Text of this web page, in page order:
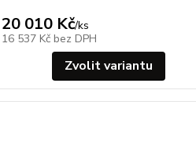
20 010 Kč/ks
16 537 Kč bez DPH
Zvolit variantu